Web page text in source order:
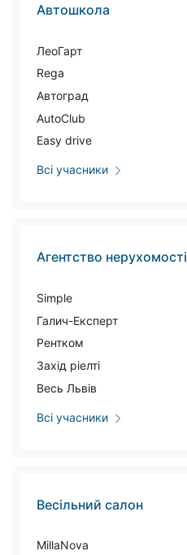
Автошкола
ЛеоГарт
Rega
Автоград
AutoClub
Easy drive
Всі учасники
Агентство нерухомості
Simple
Галич-Експерт
Рентком
Захід ріелті
Весь Львів
Всі учасники
Весільний салон
MillaNova